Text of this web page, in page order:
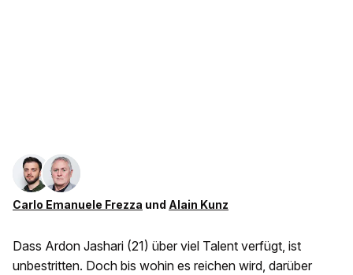
Carlo Emanuele Frezza und Alain Kunz
Dass Ardon Jashari (21) über viel Talent verfügt, ist
unbestritten. Doch bis wohin es reichen wird, darüber